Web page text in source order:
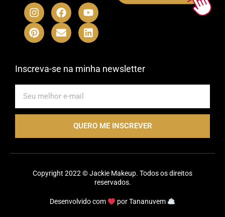
I
n
s
t
a
r
m
F
a
c
e
b
o
Y
o
u
t
u
e
P
i
n
t
e
e
t
E
n
v
e
l
p
L
i
n
k
e
i
Inscreva-se na minha newsletter
QUERO ME INSCREVER
Copyright 2022 © Jackie Makeup. Todos os direitos
reservados.
Desenvolvido com porTananuvem